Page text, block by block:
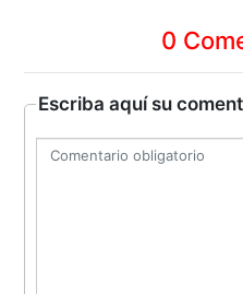
0
Escriba aquí su